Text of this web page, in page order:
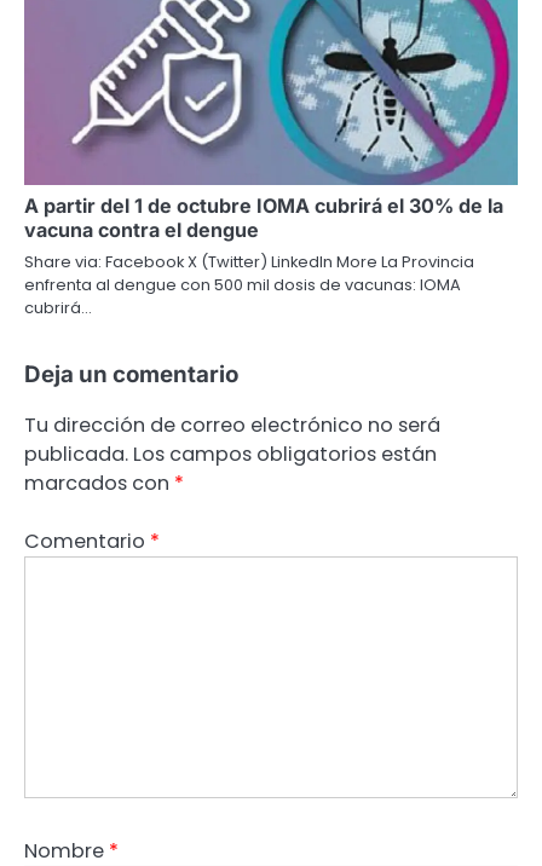
A partir del 1 de octubre IOMA cubrirá el 30% de la
vacuna contra el dengue
Share via: Facebook X (Twitter) LinkedIn More La Provincia
enfrenta al dengue con 500 mil dosis de vacunas: IOMA
cubrirá…
Deja un comentario
Tu dirección de correo electrónico no será
publicada. Los campos obligatorios están
marcados con *
Comentario *
Nombre *